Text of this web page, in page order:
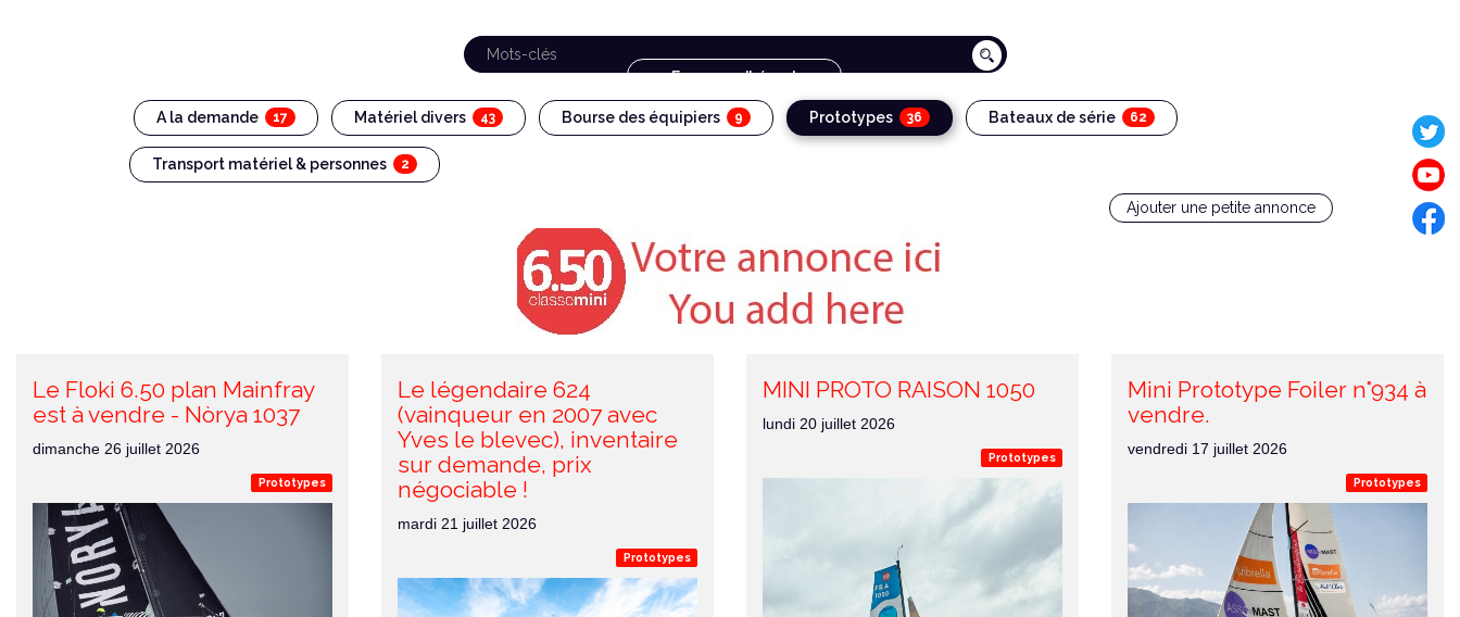
Espace adhérent
A la demande 17 Matériel divers 43 Bourse des équipiers 9 Prototypes 36 Bateaux de série 62
Transport matériel & personnes 2
Ajouter une petite annonce
Le Floki 6.50 plan Mainfray
est à vendre - Nòrya 1037
dimanche 26 juillet 2026
Prototypes
Le légendaire 624
(vainqueur en 2007 avec
Yves le blevec), inventaire
sur demande, prix
négociable !
mardi 21 juillet 2026
Prototypes
MINI PROTO RAISON 1050
lundi 20 juillet 2026
Prototypes
Mini Prototype Foiler n°934 à
vendre.
vendredi 17 juillet 2026
Prototypes